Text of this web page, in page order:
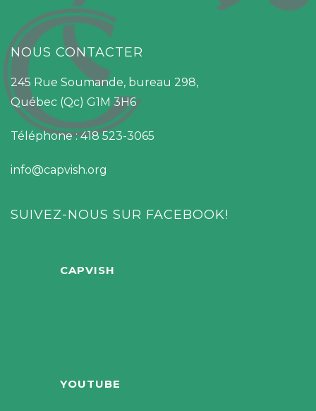
NOUS CONTACTER
245 Rue Soumande, bureau 298,
Québec (Qc) G1M 3H6
Téléphone : 418 523-3065
info@capvish.org
SUIVEZ-NOUS SUR FACEBOOK!
CAPVISH
YOUTUBE